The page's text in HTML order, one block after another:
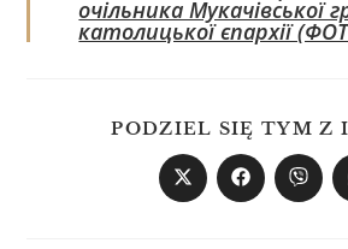
очільника Мукачівської
католицької єпархії
PODZIEL SIĘ TYM Z